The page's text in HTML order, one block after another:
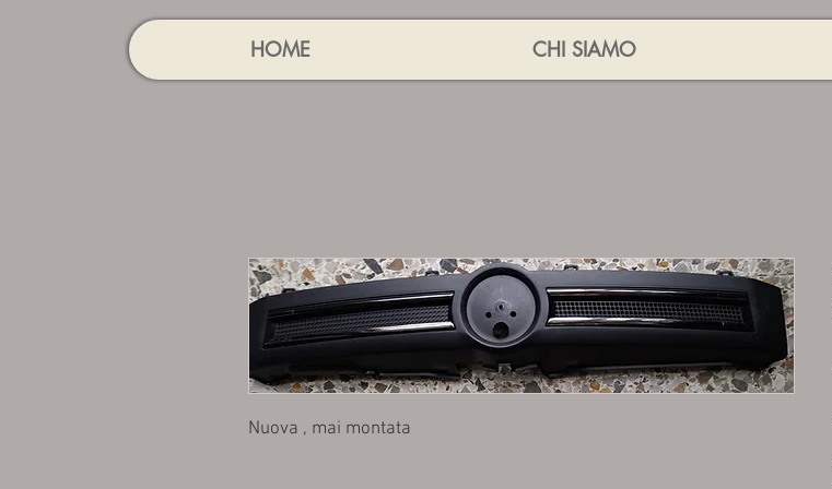
HOME CHI SIAMO
Nuova , mai montata